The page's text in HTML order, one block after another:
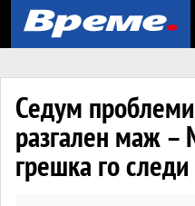
Седум
разгален маж –
грешка го